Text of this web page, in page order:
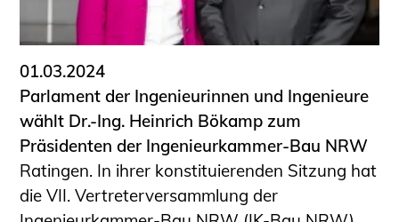
Informationen für Fortbildungsträger
Anträge, Anzeigen, Formulare
Fortbildung/Seminare
Informationen für Ingenieurinnen
und Ingenieure
Recht
Planungswettbewerbe
Publikationen
01.03.2024
Parlament der Ingenieurinnen und Ingenieure
wählt Dr.-Ing. Heinrich Bökamp zum
Präsidenten der Ingenieurkammer-Bau NRW
Ratingen. In ihrer konstituierenden Sitzung hat
die VII. Vertreterversammlung der